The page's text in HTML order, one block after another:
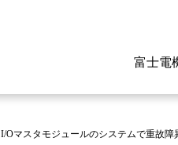
富士電
I/Oマスタモジュールのシステムで重故